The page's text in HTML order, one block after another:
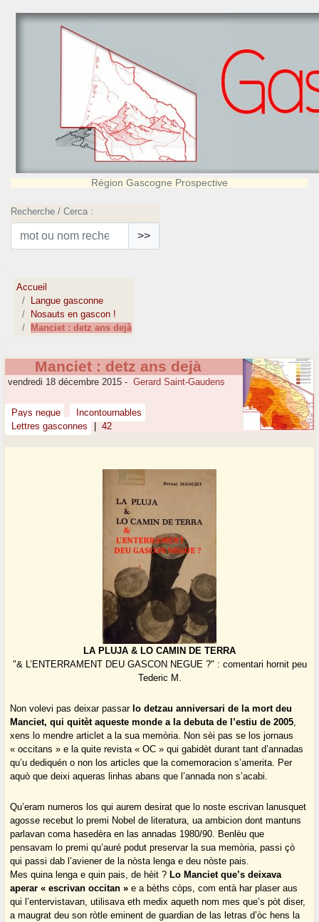
Région Gascogne Prospective
Recherche / Cerca :
>>
Accueil
Langue gasconne
Nosauts en gascon !
Manciet : detz ans dejà
Manciet : detz ans dejà
vendredi 18 décembre 2015 - Gerard Saint-Gaudens
Pays negue
Incontournables
Lettres gasconnes
42
LA PLUJA & LO CAMIN DE TERRA
"& L’ENTERRAMENT DEU GASCON NEGUE ?" : comentari hornit peu
Tederic M.
Non volevi pas deixar passar lo detzau anniversari de la mort deu
Manciet, qui quitèt aqueste monde a la debuta de l’estiu de 2005,
xens lo mendre articlet a la sua memòria. Non sèi pas se los jornaus
« occitans » e la quite revista « OC » qui gabidèt durant tant d’annadas
qu’u dediquén o non los articles que la comemoracion s’amerita. Per
aquò que deixi aqueras linhas abans que l’annada non s’acabi.
Qu’eram numeros los qui aurem desirat que lo noste escrivan lanusquet
agosse recebut lo premi Nobel de literatura, ua ambicion dont mantuns
parlavan coma hasedèra en las annadas 1980/90. Benlèu que
pensavam lo premi qu’auré podut preservar la sua memòria, passi çò
qui passi dab l’aviener de la nòsta lenga e deu nòste pais.
Mes quina lenga e quin pais, de hèit ? Lo Manciet que’s deixava
aperar « escrivan occitan » e a bèths còps, com entà har plaser aus
qui l’entervistavan, utilisava eth medix aqueth nom mes que’s pòt diser,
a maugrat deu son ròtle eminent de guardian de las letras d’òc hens la